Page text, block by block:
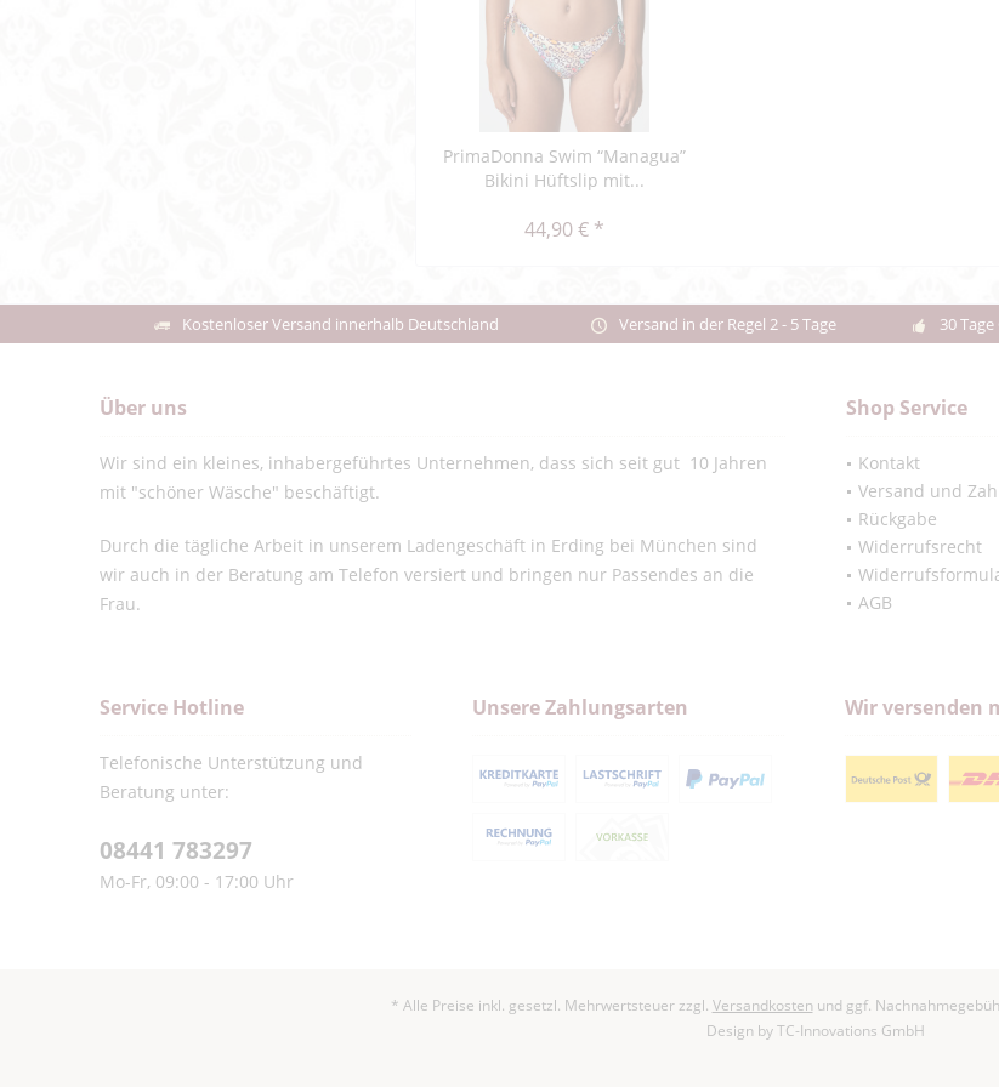
PrimaDonna Swim “Managua”
Bikini Hüftslip mit...
44,90 € *
Kostenloser Versand innerhalb Deutschland Versand in der Regel 2 - 5 Tage 30
Über uns
Wir sind ein kleines, inhabergeführtes Unternehmen, dass sich seit gut 10 Jahren
mit "schöner Wäsche" beschäftigt.
Durch die tägliche Arbeit in unserem Ladengeschäft in Erding bei München sind
wir auch in der Beratung am Telefon versiert und bringen nur Passendes an die
Frau.
Shop Service
Kontakt
Versand und
Rückgabe
Widerrufsrecht
AGB
Service Hotline
Telefonische Unterstützung und
Beratung unter:
08441 783297
Mo-Fr, 09:00 - 17:00 Uhr
Unsere Zahlungsarten Wir versenden
* Alle Preise inkl. gesetzl. Mehrwertsteuer zzgl. Versandkosten und ggf.
Design byTC-Innovations GmbH